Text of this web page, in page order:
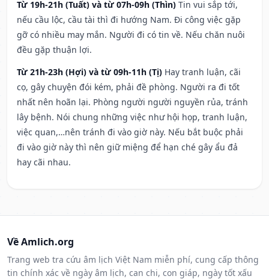
Từ 19h-21h (Tuất) và từ 07h-09h (Thìn) Tin vui sắp tới,
nếu cầu lộc, cầu tài thì đi hướng Nam. Đi công việc gặp
gỡ có nhiều may mắn. Người đi có tin về. Nếu chăn nuôi
đều gặp thuận lợi.
Từ 21h-23h (Hợi) và từ 09h-11h (Tị) Hay tranh luận, cãi
cọ, gây chuyện đói kém, phải đề phòng. Người ra đi tốt
nhất nên hoãn lại. Phòng người người nguyền rủa, tránh
lây bệnh. Nói chung những việc như hội họp, tranh luận,
việc quan,…nên tránh đi vào giờ này. Nếu bắt buộc phải
đi vào giờ này thì nên giữ miệng để hạn ché gây ẩu đả
hay cãi nhau.
Về Amlich.org
Trang web tra cứu âm lịch Việt Nam miễn phí, cung cấp thông
tin chính xác về ngày âm lịch, can chi, con giáp, ngày tốt xấu